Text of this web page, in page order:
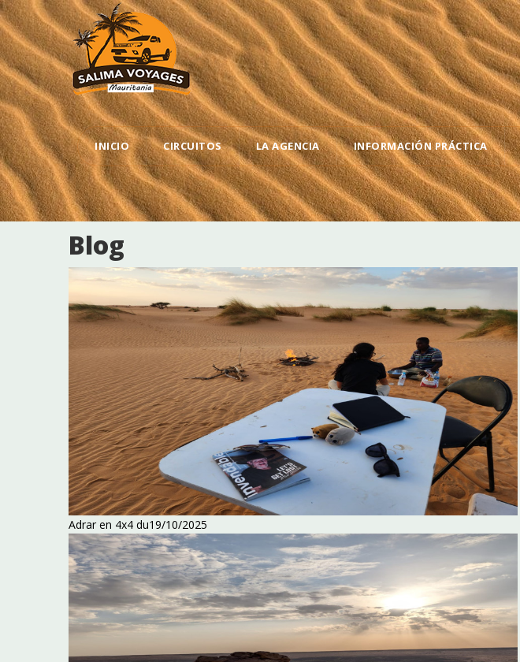
Pasar
al
contenido
principal
MAIN
NAVIGATION
INICIO CIRCUITOS LA AGENCIA INFORMACIÓN PRÁCTICA
Blog
Adrar en 4x4 du19/10/2025